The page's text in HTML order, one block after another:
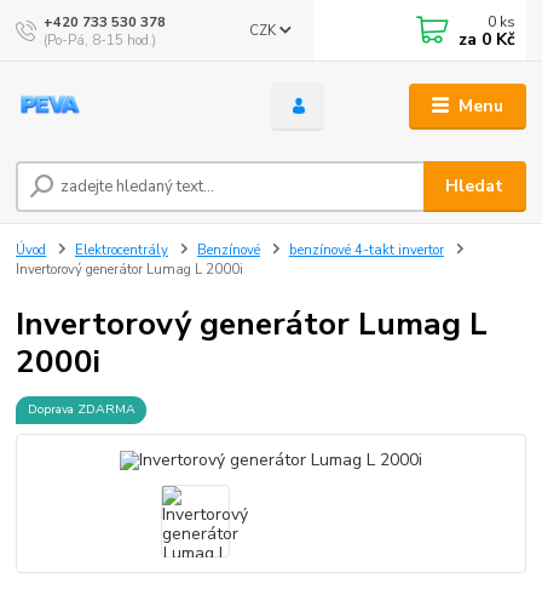
Menu
CZK
Hledat
+420 733 530 378
(Po-Pá, 8-15 hod.)
0 ks
za 0 Kč
Úvod Elektrocentrály Benzínové
benzínové 4-takt invertor
Invertorový generátor Lumag L 2000i
Invertorový generátor Lumag L
2000i
Doprava ZDARMA